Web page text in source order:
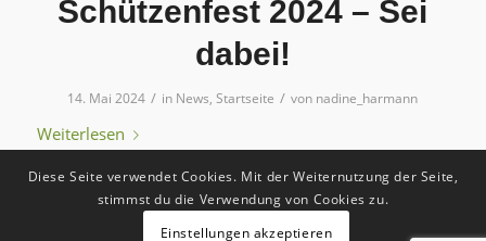
Schützenfest 2024 – Sei
dabei!
14. Mai 2024 / in News,Startseite / von nadine_harmann
Weiterlesen
Diese Seite verwendet Cookies. Mit der Weiternutzung der Seite,
stimmst du die Verwendung von Cookies zu.
Einstellungen akzeptieren